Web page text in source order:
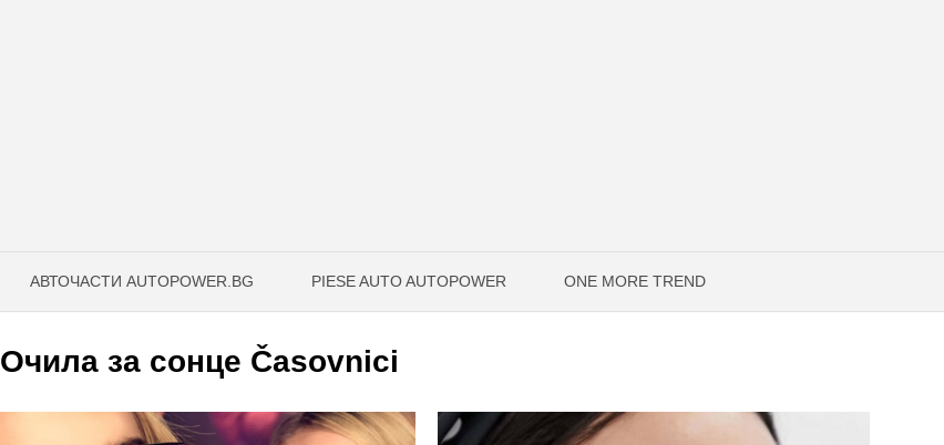
АВТОЧАСТИ AUTOPOWER.BG PIESE AUTO AUTOPOWER ONE MORE TREND
Очила за сонце Časovnici